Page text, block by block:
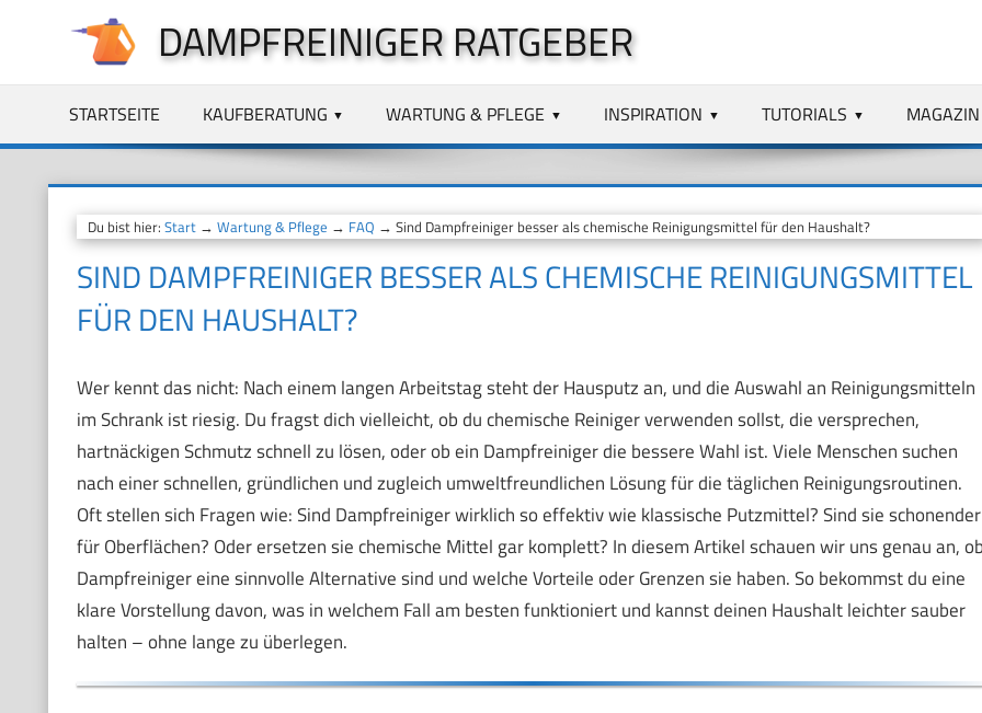
springen
DAMPFREINIGER RATGEBER
STARTSEITE KAUFBERATUNG WARTUNG & PFLEGE INSPIRATION TUTORIALS MAGAZIN
Du bist hier: Start→ Wartung & Pflege → FAQ → Sind Dampfreiniger besser als chemische Reinigungsmittel für den Haushalt?
SIND DAMPFREINIGER BESSER ALS CHEMISCHE REINIGUNGSMITTEL
FÜR DEN HAUSHALT?
Wer kennt das nicht: Nach einem langen Arbeitstag steht der Hausputz an, und die Auswahl an Reinigungsmitteln
im Schrank ist riesig. Du fragst dich vielleicht, ob du chemische Reiniger verwenden sollst, die versprechen,
hartnäckigen Schmutz schnell zu lösen, oder ob ein Dampfreiniger die bessere Wahl ist. Viele Menschen suchen
nach einer schnellen, gründlichen und zugleich umweltfreundlichen Lösung für die täglichen Reinigungsroutinen.
Oft stellen sich Fragen wie: Sind Dampfreiniger wirklich so effektiv wie klassische Putzmittel? Sind sie schonender
für Oberflächen? Oder ersetzen sie chemische Mittel gar komplett? In diesem Artikel schauen wir uns genau an,
Dampfreiniger eine sinnvolle Alternative sind und welche Vorteile oder Grenzen sie haben. So bekommst du eine
klare Vorstellung davon, was in welchem Fall am besten funktioniert und kannst deinen Haushalt leichter sauber
halten – ohne lange zu überlegen.